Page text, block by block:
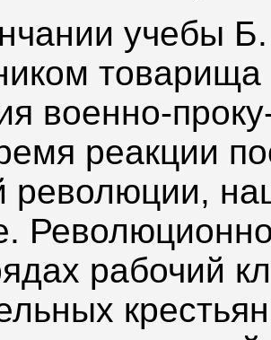
учебы
товарища
военно-
реакции
революции,
рабочий